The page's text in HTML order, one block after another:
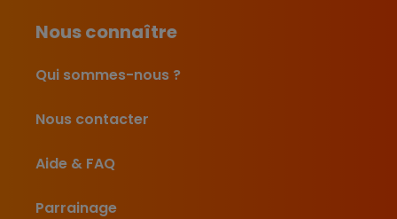
Nous connaître
Qui sommes-nous ?
Nous contacter
Aide & FAQ
Parrainage